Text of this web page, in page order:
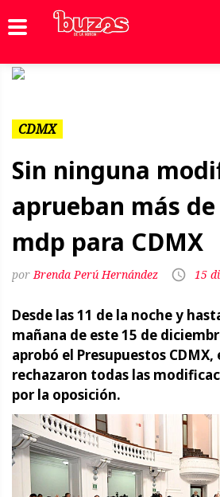
CDMX
Sin ninguna
aprueban más
mdp para CDMX
Brenda Perú Hernández 15
Desde las 11 de la noche y
mañana de este 15 de
aprobó el Presupuestos CDMX,
rechazaron todas las
por la oposición.